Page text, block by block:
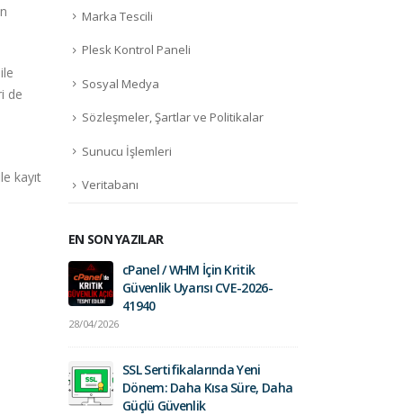
de
kayıt
Marka Tescili
Plesk Kontrol Paneli
Sosyal Medya
Sözleşmeler, Şartlar ve Politikalar
Sunucu İşlemleri
Veritabanı
EN SON YAZILAR
cPanel / WHM İçin Kritik
Güvenlik Uyarısı CVE-2026-
41940
28/04/2026
SSL Sertifikalarında Yeni
Dönem: Daha Kısa Süre, Daha
Güçlü Güvenlik